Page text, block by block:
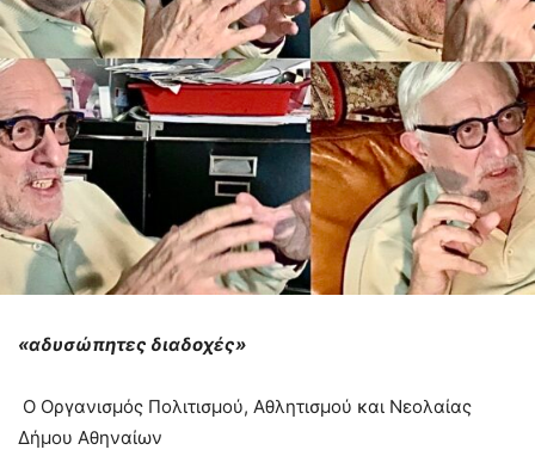
«αδυσώπητες διαδοχές»
Ο Οργανισμός Πολιτισμού, Αθλητισμού και Νεολαίας
Δήμου Αθηναίων